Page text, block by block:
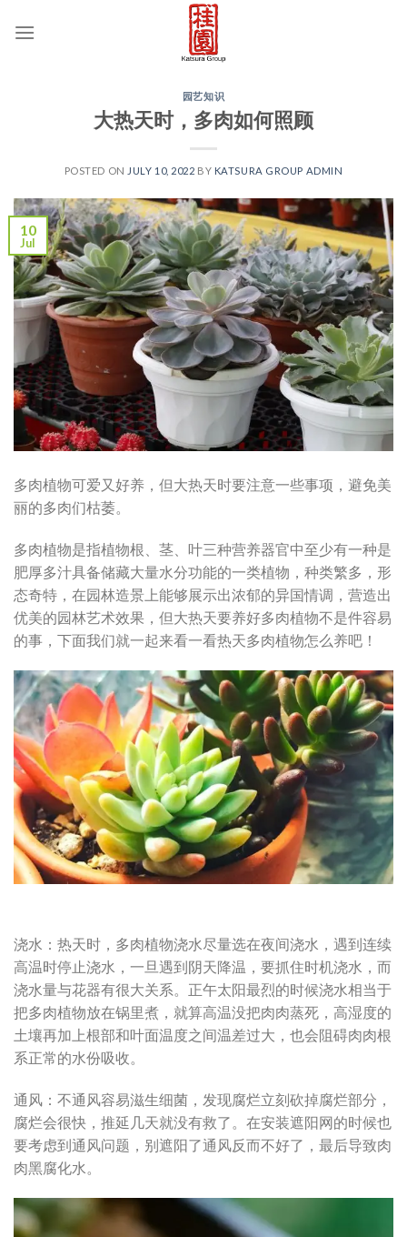
园艺知识
大热天时，多肉如何照顾
POSTED ON JULY 10, 2022 BY KATSURA GROUP ADMIN
10
Jul
多肉植物可爱又好养，但大热天时要注意一些事项，避免美
丽的多肉们枯萎。
多肉植物是指植物根、茎、叶三种营养器官中至少有一种是
肥厚多汁具备储藏大量水分功能的一类植物，种类繁多，形
态奇特，在园林造景上能够展示出浓郁的异国情调，营造出
优美的园林艺术效果，但大热天要养好多肉植物不是件容易
的事，下面我们就一起来看一看热天多肉植物怎么养吧！
浇水：热天时，多肉植物浇水尽量选在夜间浇水，遇到连续
高温时停止浇水，一旦遇到阴天降温，要抓住时机浇水，而
浇水量与花器有很大关系。正午太阳最烈的时候浇水相当于
把多肉植物放在锅里煮，就算高温没把肉肉蒸死，高湿度的
土壤再加上根部和叶面温度之间温差过大，也会阻碍肉肉根
系正常的水份吸收。
通风：不通风容易滋生细菌，发现腐烂立刻砍掉腐烂部分，
腐烂会很快，推延几天就没有救了。在安装遮阳网的时候也
要考虑到通风问题，别遮阳了通风反而不好了，最后导致肉
肉黑腐化水。